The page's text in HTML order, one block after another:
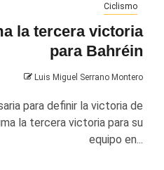
Ciclismo
la tercera victoria
para Bahréin
Luis Miguel Serrano Montero
para definir la victoria de
la tercera victoria para su
equipo en...